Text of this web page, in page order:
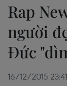
Rap
người
Đức
16/12/2015 23:41